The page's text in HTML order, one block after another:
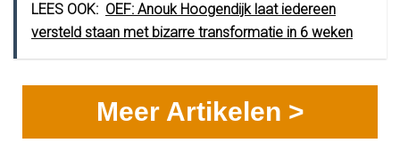
LEES OOK: OEF: Anouk Hoogendijk laat iedereen
versteld staan met bizarre transformatie in 6 weken
Meer Artikelen >